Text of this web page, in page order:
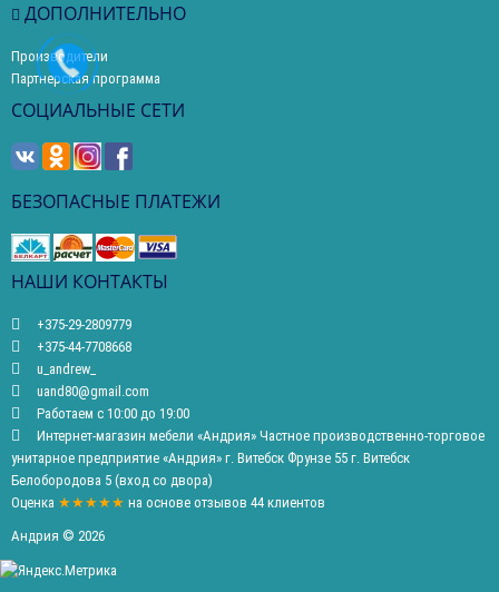
ДОПОЛНИТЕЛЬНО
Производители
Партнерская программа
СОЦИАЛЬНЫЕ СЕТИ
БЕЗОПАСНЫЕ ПЛАТЕЖИ
НАШИ КОНТАКТЫ
+375-29-2809779
+375-44-7708668
u_andrew_
uand80@gmail.com
Работаем с 10:00 до 19:00
Интернет-магазин мебели «Андрия» Частное производственно-торговое
унитарное предприятие «Андрия» г. Витебск Фрунзе 55 г. Витебск
Белобородова 5 (вход со двора)
Оценка ★★★★★ на основе отзывов 44 клиентов
Андрия © 2026